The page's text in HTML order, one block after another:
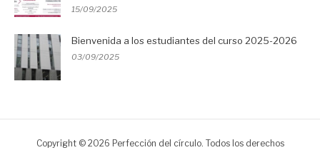
15/09/2025
Bienvenida a los estudiantes del curso 2025-2026
03/09/2025
Copyright © 2026 Perfección del círculo. Todos los derechos